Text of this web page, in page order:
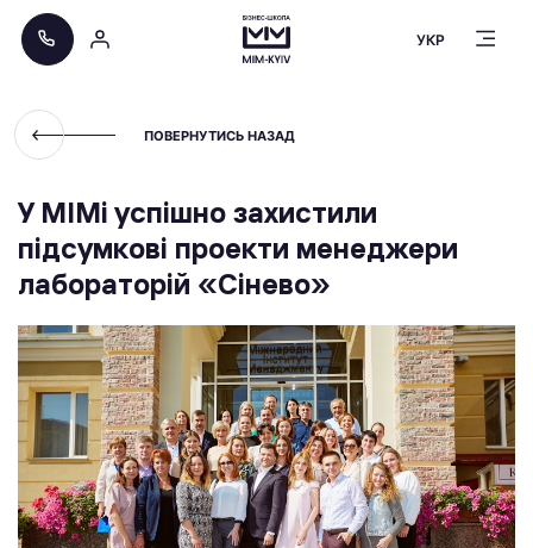
УКР
ПОВЕРНУТИСЬ НАЗАД
У МІМі успішно захистили
підсумкові проекти менеджери
лабораторій «Сінево»